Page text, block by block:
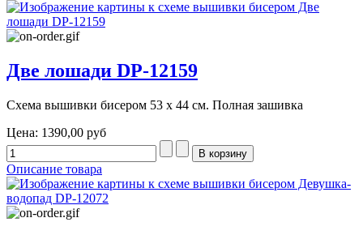
Две лошади DP-12159
Схема вышивки бисером 53 х 44 см. Полная зашивка
Цена: 1390,00 руб
Описание товара